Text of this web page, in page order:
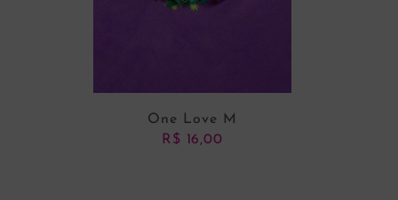
One Love M
R$ 16,00